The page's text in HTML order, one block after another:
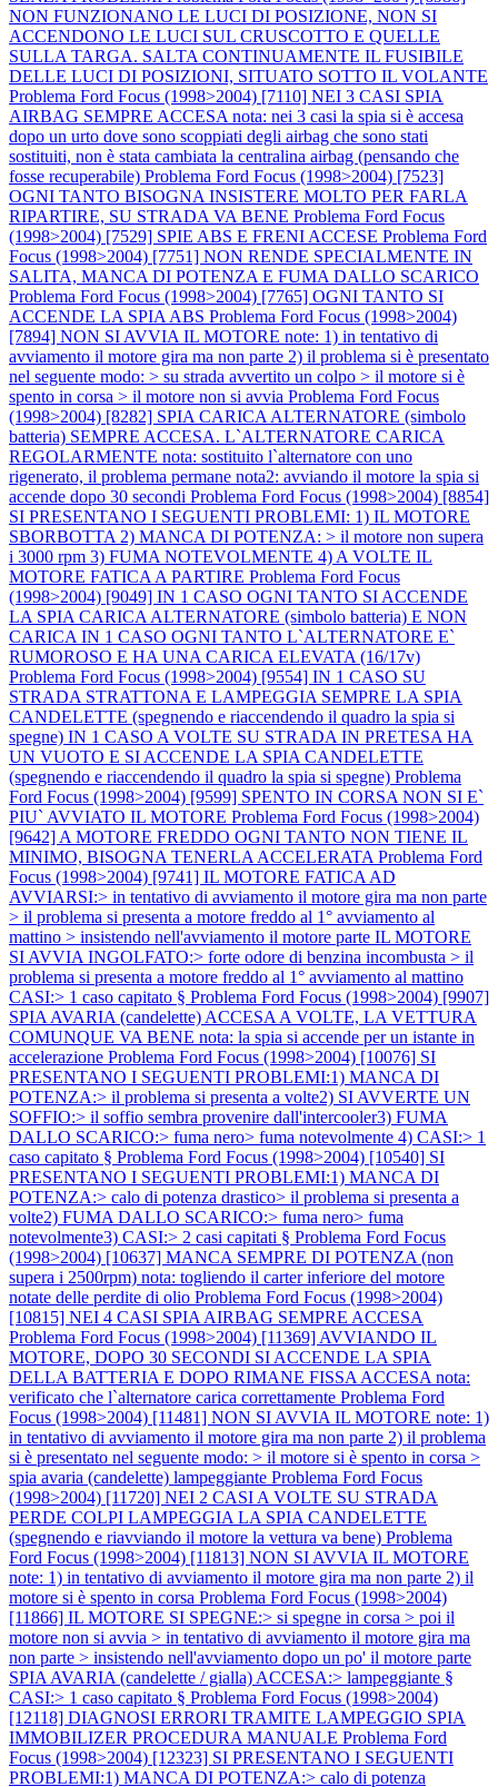
NON FUNZIONANO LE LUCI DI POSIZIONE, NON SI
ACCENDONO LE LUCI SUL CRUSCOTTO E QUELLE
SULLA TARGA. SALTA CONTINUAMENTE IL FUSIBILE
DELLE LUCI DI POSIZIONI, SITUATO SOTTO IL VOLANTE
Problema Ford Focus (1998>2004) [7110] NEI 3 CASI SPIA
AIRBAG SEMPRE ACCESA nota: nei 3 casi la spia si è accesa
dopo un urto dove sono scoppiati degli airbag che sono stati
sostituiti, non è stata cambiata la centralina airbag (pensando che
fosse recuperabile) Problema Ford Focus (1998>2004) [7523]
OGNI TANTO BISOGNA INSISTERE MOLTO PER FARLA
RIPARTIRE, SU STRADA VA BENE Problema Ford Focus
(1998>2004) [7529] SPIE ABS E FRENI ACCESE Problema Ford
Focus (1998>2004) [7751] NON RENDE SPECIALMENTE IN
SALITA, MANCA DI POTENZA E FUMA DALLO SCARICO
Problema Ford Focus (1998>2004) [7765] OGNI TANTO SI
ACCENDE LA SPIA ABS Problema Ford Focus (1998>2004)
[7894] NON SI AVVIA IL MOTORE note: 1) in tentativo di
avviamento il motore gira ma non parte 2) il problema si è presentato
nel seguente modo: > su strada avvertito un colpo > il motore si è
spento in corsa > il motore non si avvia Problema Ford Focus
(1998>2004) [8282] SPIA CARICA ALTERNATORE (simbolo
batteria) SEMPRE ACCESA. L`ALTERNATORE CARICA
REGOLARMENTE nota: sostituito l`alternatore con uno
rigenerato, il problema permane nota2: avviando il motore la spia si
accende dopo 30 secondi Problema Ford Focus (1998>2004) [8854]
SI PRESENTANO I SEGUENTI PROBLEMI: 1) IL MOTORE
SBORBOTTA 2) MANCA DI POTENZA: > il motore non supera
i 3000 rpm 3) FUMA NOTEVOLMENTE 4) A VOLTE IL
MOTORE FATICA A PARTIRE Problema Ford Focus
(1998>2004) [9049] IN 1 CASO OGNI TANTO SI ACCENDE
LA SPIA CARICA ALTERNATORE (simbolo batteria) E NON
CARICA IN 1 CASO OGNI TANTO L`ALTERNATORE E`
RUMOROSO E HA UNA CARICA ELEVATA (16/17v)
Problema Ford Focus (1998>2004) [9554] IN 1 CASO SU
STRADA STRATTONA E LAMPEGGIA SEMPRE LA SPIA
CANDELETTE (spegnendo e riaccendendo il quadro la spia si
spegne) IN 1 CASO A VOLTE SU STRADA IN PRETESA HA
UN VUOTO E SI ACCENDE LA SPIA CANDELETTE
(spegnendo e riaccendendo il quadro la spia si spegne) Problema
Ford Focus (1998>2004) [9599] SPENTO IN CORSA NON SI E`
PIU` AVVIATO IL MOTORE Problema Ford Focus (1998>2004)
[9642] A MOTORE FREDDO OGNI TANTO NON TIENE IL
MINIMO, BISOGNA TENERLA ACCELERATA Problema Ford
Focus (1998>2004) [9741] IL MOTORE FATICA AD
AVVIARSI:> in tentativo di avviamento il motore gira ma non parte
> il problema si presenta a motore freddo al 1° avviamento al
mattino > insistendo nell'avviamento il motore parte IL MOTORE
SI AVVIA INGOLFATO:> forte odore di benzina incombusta > il
problema si presenta a motore freddo al 1° avviamento al mattino
CASI:> 1 caso capitato § Problema Ford Focus (1998>2004) [9907]
SPIA AVARIA (candelette) ACCESA A VOLTE, LA VETTURA
COMUNQUE VA BENE nota: la spia si accende per un istante in
accelerazione Problema Ford Focus (1998>2004) [10076] SI
PRESENTANO I SEGUENTI PROBLEMI:1) MANCA DI
POTENZA:> il problema si presenta a volte2) SI AVVERTE UN
SOFFIO:> il soffio sembra provenire dall'intercooler3) FUMA
DALLO SCARICO:> fuma nero> fuma notevolmente 4) CASI:> 1
caso capitato § Problema Ford Focus (1998>2004) [10540] SI
PRESENTANO I SEGUENTI PROBLEMI:1) MANCA DI
POTENZA:> calo di potenza drastico> il problema si presenta a
volte2) FUMA DALLO SCARICO:> fuma nero> fuma
notevolmente3) CASI:> 2 casi capitati § Problema Ford Focus
(1998>2004) [10637] MANCA SEMPRE DI POTENZA (non
supera i 2500rpm) nota: togliendo il carter inferiore del motore
notate delle perdite di olio Problema Ford Focus (1998>2004)
[10815] NEI 4 CASI SPIA AIRBAG SEMPRE ACCESA
Problema Ford Focus (1998>2004) [11369] AVVIANDO IL
MOTORE, DOPO 30 SECONDI SI ACCENDE LA SPIA
DELLA BATTERIA E DOPO RIMANE FISSA ACCESA nota:
verificato che l`alternatore carica correttamente Problema Ford
Focus (1998>2004) [11481] NON SI AVVIA IL MOTORE note: 1)
in tentativo di avviamento il motore gira ma non parte 2) il problema
si è presentato nel seguente modo: > il motore si è spento in corsa >
spia avaria (candelette) lampeggiante Problema Ford Focus
(1998>2004) [11720] NEI 2 CASI A VOLTE SU STRADA
PERDE COLPI LAMPEGGIA LA SPIA CANDELETTE
(spegnendo e riavviando il motore la vettura va bene) Problema
Ford Focus (1998>2004) [11813] NON SI AVVIA IL MOTORE
note: 1) in tentativo di avviamento il motore gira ma non parte 2) il
motore si è spento in corsa Problema Ford Focus (1998>2004)
[11866] IL MOTORE SI SPEGNE:> si spegne in corsa > poi il
motore non si avvia > in tentativo di avviamento il motore gira ma
non parte > insistendo nell'avviamento dopo un po' il motore parte
SPIA AVARIA (candelette / gialla) ACCESA:> lampeggiante §
CASI:> 1 caso capitato § Problema Ford Focus (1998>2004)
[12118] DIAGNOSI ERRORI TRAMITE LAMPEGGIO SPIA
IMMOBILIZER PROCEDURA MANUALE Problema Ford
Focus (1998>2004) [12323] SI PRESENTANO I SEGUENTI
PROBLEMI:1) MANCA DI POTENZA:> calo di potenza